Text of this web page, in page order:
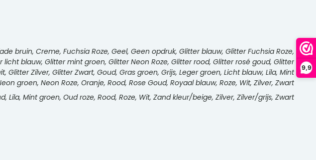
9,9
bruin, Creme, Fuchsia Roze, Geel, Geen opdruk, Glitter blauw, Glitter Fuchsia Roze,
licht blauw, Glitter mint groen, Glitter Neon Roze, Glitter rood, Glitter rosé goud, Glitter
Glitter Zilver, Glitter Zwart, Goud, Gras groen, Grijs, Leger groen, Licht blauw, Lila, Mint
groen, Neon Roze, Oranje, Rood, Rose Goud, Royaal blauw, Roze, Wit, Zilver, Zwart
Lila, Mint groen, Oud roze, Rood, Roze, Wit, Zand kleur/beige, Zilver, Zilver/grijs, Zwart